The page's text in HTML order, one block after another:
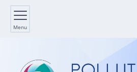
Menu